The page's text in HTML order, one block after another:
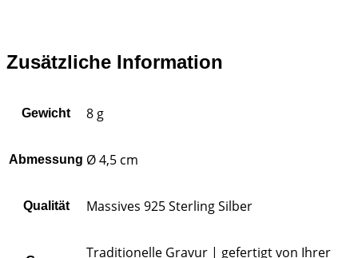
Zusätzliche Information
Gewicht 8 g
Abmessung Ø 4,5 cm
Qualität Massives 925 Sterling Silber
Traditionelle Gravur | gefertigt von Ihrer